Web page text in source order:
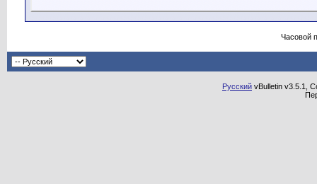
Часовой
Русский vBulletin v3.5.1,